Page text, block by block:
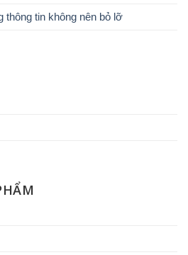
thông tin không nên bỏ lỡ